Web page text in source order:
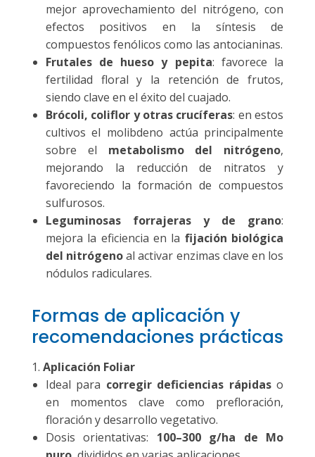
mejor aprovechamiento del nitrógeno, con
efectos positivos en la síntesis de
compuestos fenólicos como las antocianinas.
Frutales de hueso y pepita: favorece la
fertilidad floral y la retención de frutos,
siendo clave en el éxito del cuajado.
Brócoli, coliflor y otras crucíferas: en estos
cultivos el molibdeno actúa principalmente
sobre el metabolismo del nitrógeno,
mejorando la reducción de nitratos y
favoreciendo la formación de compuestos
sulfurosos.
Leguminosas forrajeras y de grano:
mejora la eficiencia en la fijación biológica
del nitrógenoal activar enzimas clave en los
nódulos radiculares.
Formas de aplicación y
recomendaciones prácticas
Aplicación Foliar
Ideal para corregir deficiencias rápidaso
en momentos clave como prefloración,
floración y desarrollo vegetativo.
Dosis orientativas: 100–300 g/ha de Mo